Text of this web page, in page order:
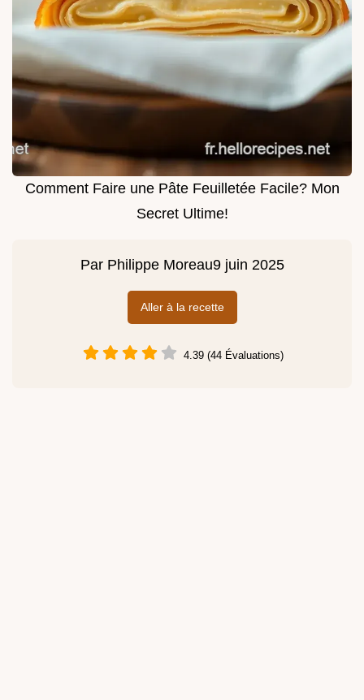
Comment Faire une Pâte Feuilletée Facile? Mon
Secret Ultime!
Par Philippe Moreau9 juin 2025
Aller à la recette
4.39 (44 Évaluations)